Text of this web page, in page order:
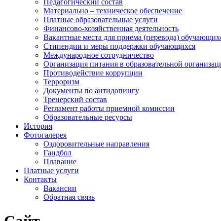
Педагогический состав
Материально – техническое обеспечение
Платные образовательные услуги
Финансово-хозяйственная деятельность
Вакантные места для приема (перевода)
Стипендии и меры поддержки обучающихся
Международное сотрудничество
Организация питания в образовательной
Противодействие коррупции
Терроризм
Документы по антидопингу
Тренерский состав
Регламент работы приемной комиссии
Образовательные ресурсы
История
Фотогалерея
Оздоровительные направления
Гандбол
Плавание
Платные услуги
Контакты
Вакансии
Обратная связь